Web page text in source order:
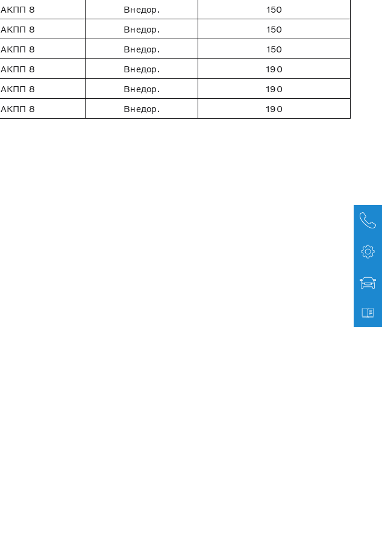
АКПП 8 Внедор.
150
АКПП 8 Внедор.
150
АКПП 8 Внедор.
150
АКПП 8 Внедор.
190
АКПП 8 Внедор.
190
АКПП 8 Внедор. 190